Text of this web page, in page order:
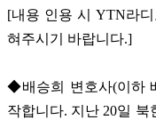
[내용 인용 시 YTN라
혀주시기 바랍니다.]
◆배승희 변호사(이하
작합니다. 지난 20일